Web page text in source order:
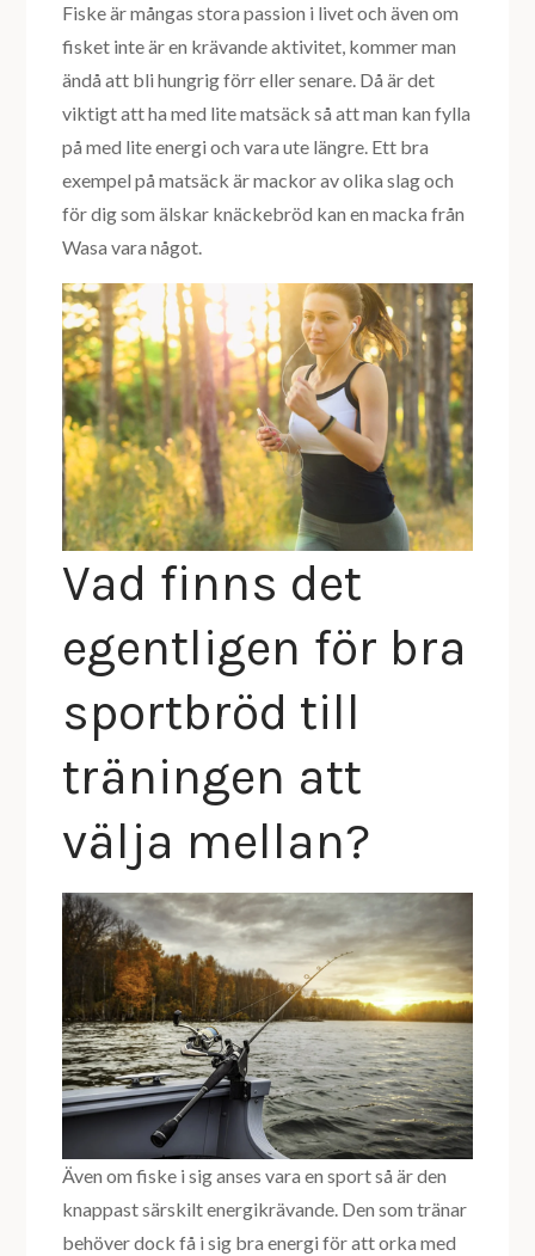
Fiske är mångas stora passion i livet och även om
fisket inte är en krävande aktivitet, kommer man
ändå att bli hungrig förr eller senare. Då är det
viktigt att ha med lite matsäck så att man kan fylla
på med lite energi och vara ute längre. Ett bra
exempel på matsäck är mackor av olika slag och
för dig som älskar knäckebröd kan en macka från
Wasa vara något.
Vad finns det
egentligen för bra
sportbröd till
träningen att
välja mellan?
Även om fiske i sig anses vara en sport så är den
knappast särskilt energikrävande. Den som tränar
behöver dock få i sig bra energi för att orka med